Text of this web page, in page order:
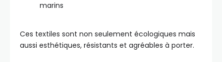
marins
Ces textiles sont non seulement écologiques mais
aussi esthétiques, résistants et agréables à porter.